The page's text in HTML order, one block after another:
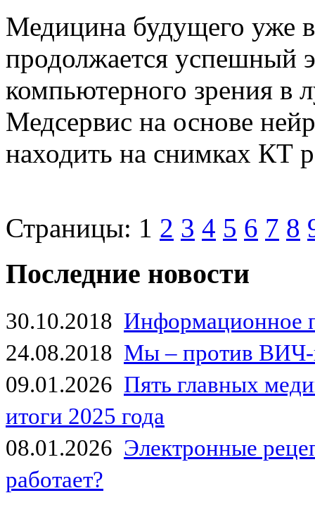
Медицина будущего уже
продолжается успешный
компьютерного зрения в
Медсервис на основе
находить на снимках КТ
Страницы: 1 2 3 4 5 6 7 8
Последние новости
30.10.2018 Информационное
24.08.2018 Мы – против
09.01.2026 Пять главных
итоги 2025 года
08.01.2026 Электронные
работает?